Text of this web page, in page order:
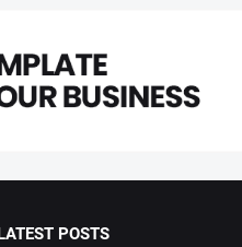
POSTS